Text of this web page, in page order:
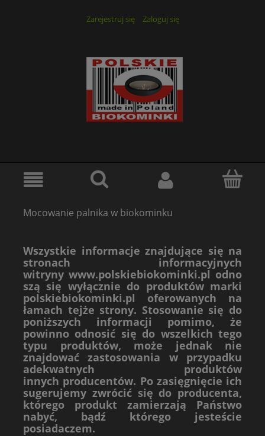
Zarejestruj się Zaloguj się
Mocowanie palnika w biokominku
Wszystkie informacje znajdujące się na
stronach informacyjnych
witryny www.polskiebiokominki.pl odno
szą się wyłącznie do produktów marki
polskiebiokominki.pl oferowanych na
łamach tejże strony. Stosowanie się do
poniższych informacji pomimo, że
powinno odnosić się do wszelkich tego
typu produktów, może jednak nie
znajdować zastosowania w przypadku
adekwatnych produktów
innych producentów. Po zasięgnięcie ich
sugerujemy zwrócić się do producenta,
którego produkt zamierzają Państwo
nabyć, bądź którego jesteście
posiadaczem.